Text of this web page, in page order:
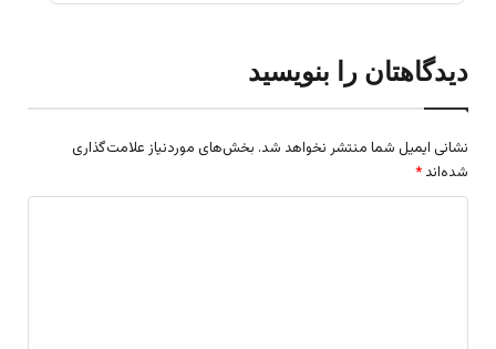
دیدگاهتان را بنویسید
نشانی ایمیل شما منتشر نخواهد شد. بخش‌های موردنیاز علامت‌گذاری
شده‌اند *